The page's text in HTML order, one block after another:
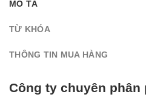
MÔ TẢ
TỪ KHÓA
THÔNG TIN MUA HÀNG
Công ty chuyên phân